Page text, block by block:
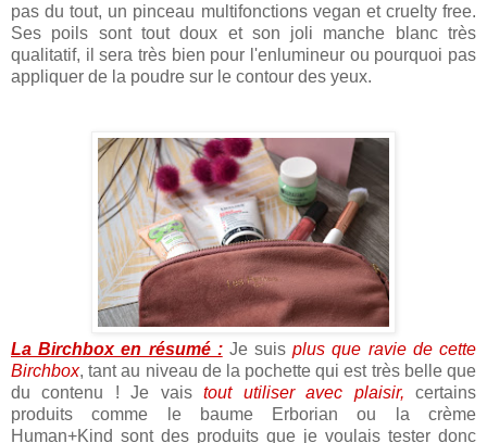
pas du tout, un pinceau multifonctions vegan et cruelty free.
Ses poils sont tout doux et son joli manche blanc très
qualitatif, il sera très bien pour l'enlumineur ou pourquoi pas
appliquer de la poudre sur le contour des yeux.
La Birchbox en résumé :Je suisplus que ravie de cette
Birchbox, tant au niveau de la pochette qui est très belle que
du contenu ! Je vaistout utiliser avec plaisir, certains
produits comme le baume Erborian ou la crème
Human+Kind sont des produits que je voulais tester donc